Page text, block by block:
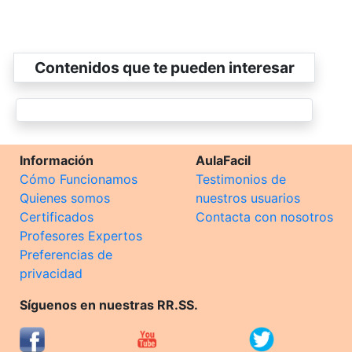
Contenidos que te pueden interesar
Información
Cómo Funcionamos
Quienes somos
Certificados
Profesores Expertos
Preferencias de
privacidad
AulaFacil
Testimonios de
nuestros usuarios
Contacta con nosotros
Síguenos en nuestras RR.SS.